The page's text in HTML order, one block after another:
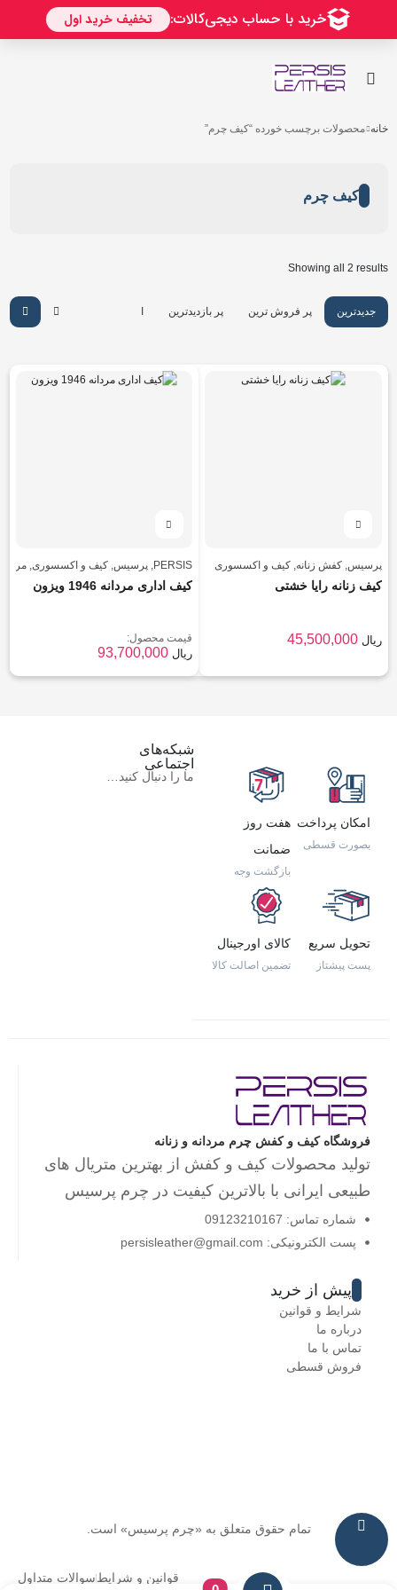
خانه محصولات برچسب خورده “کیف چرم”
کیف چرم
Showing all 2 results
پر فروش ترین پر بازدیدترین جدیدترین گرانترین
پرسیس,کفش زنانه,کیف و اکسسوری
کیف زنانه رایا خشتی
45,500,000 ریال
PERSIS
, پرسیس, کیف و اکسسوری, مردانه
کیف اداری مردانه 1946 ویزون
قیمت محصول:
93,700,000 ریال
امکان پرداخت
بصورت قسطی
هفت روز
ضمانت
بازگشت وجه
تحویل سریع
پست پیشتاز
کالای اورجینال
تضمین اصالت کالا
شبکه‌های
اجتماعی
ما را دنبال کنید…
فروشگاه کیف و کفش چرم مردانه و زنانه
تولید محصولات کیف و کفش از بهترین متریال های
طبیعی ایرانی با بالاترین کیفیت در چرم پرسیس
شماره تماس: 09123210167
پست الکترونیکی: persisleather@gmail.com
پیش از خرید
شرایط و قوانین
درباره ما
تماس با ما
فروش قسطی
تمام حقوق متعلق به «چرم پرسیس» است.
قوانین و شرایطسوالات متداول